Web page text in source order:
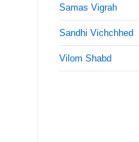
Samas Vigrah
Sandhi Vichchhed
Vilom Shabd